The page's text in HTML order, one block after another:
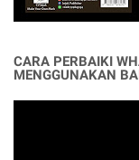
CARA PERBAIKI
MENGGUNAKAN